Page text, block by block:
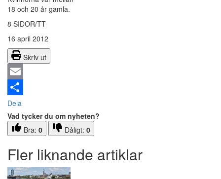
18 och 20 år gamla.
8 SIDOR/TT
16 april 2012
Skriv ut
Email
Dela
Vad tycker du om nyheten?
Bra: 0 Dåligt: 0
Fler liknande artiklar